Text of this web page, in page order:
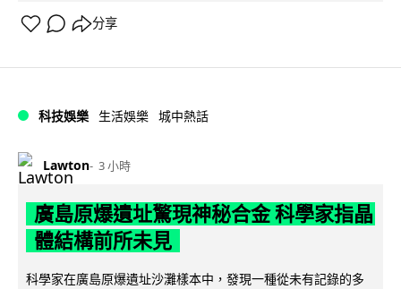
分享
科技娛樂 生活娛樂 城中熱話
Lawton 3 小時
廣島原爆遺址驚現神秘合金 科學家指晶
體結構前所未見
科學家在廣島原爆遺址沙灘樣本中，發現一種從未有記錄的多